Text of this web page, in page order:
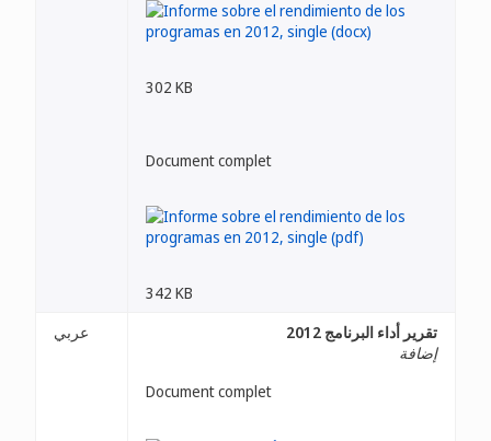
302 KB
Document complet
342 KB
عربي
تقرير أداء البرنامج 2012
إضافة
Document complet